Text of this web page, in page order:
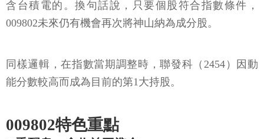
含台積電的。換句話說，只要個股符合指數條件，
009802未來仍有機會再次將神山納為成分股。
同樣邏輯，在指數當期調整時，聯發科（2454）因動
能分數較高而成為目前的第1大持股。
009802特色重點